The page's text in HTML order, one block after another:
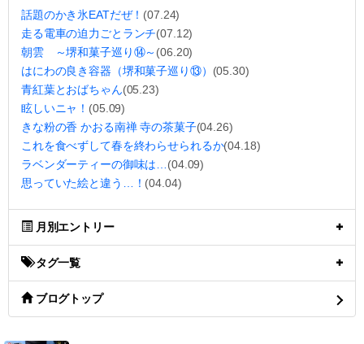
話題のかき氷EATだぜ！ (07.24)
走る電車の迫力ごとランチ(07.12)
朝雲 ～堺和菓子巡り⑭～ (06.20)
はにわの良き容器（堺和菓子巡り⑬） (05.30)
青紅葉とおばちゃん(05.23)
眩しいニャ！ (05.09)
きな粉の香 かおる南禅 寺の茶菓子(04.26)
これを食べずして春を終わらせられるか(04.18)
ラベンダーティーの御味は… (04.09)
思っていた絵と違う…！ (04.04)
月別エントリー
タグ一覧
ブログトップ